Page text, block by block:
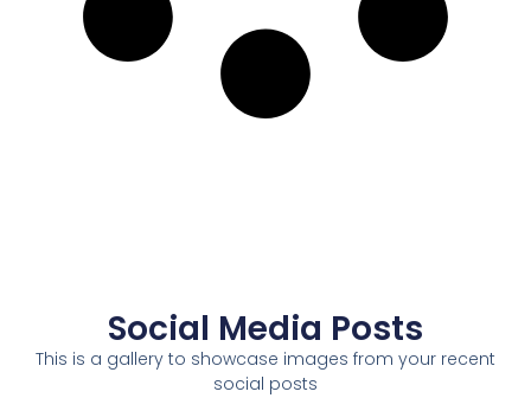
Social Media Posts
This is a gallery to showcase images from your recent
social posts